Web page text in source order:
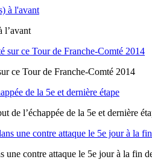
l’avant
ce Tour de Franche-Comté 2014
de l’échappée de la 5e et dernière
une contre attaque le 5e jour à la fin